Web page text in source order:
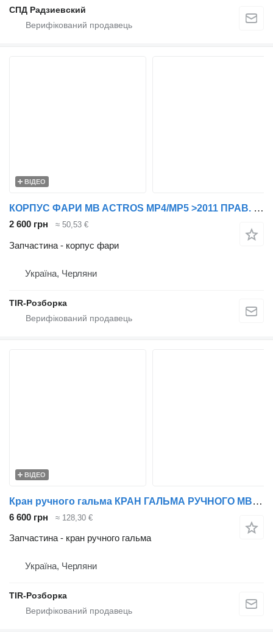
СПД Радзиевский
ВІДЕО
КОРПУС ФАРИ MB ACTROS MP4/MP5 >2011 ПРАВ. 9608855625 до тягача Mercedes-Benz Actros
2 600 грн ≈ 50,53 €
Запчастина - корпус фари
Україна, Черляни
TIR-Розборка
ВІДЕО
Кран ручного гальма КРАН ГАЛЬМА РУЧНОГО MB ACTROS MP4 до вантажівки Mercedes-Benz Actros
6 600 грн ≈ 128,30 €
Запчастина - кран ручного гальма
Україна, Черляни
TIR-Розборка